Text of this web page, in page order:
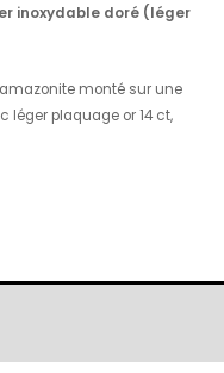
inoxydable doré (léger
monté sur une
léger plaquage or 14 ct,